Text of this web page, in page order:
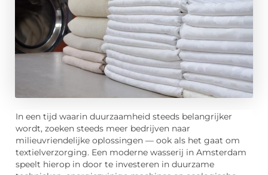
In een tijd waarin duurzaamheid steeds belangrijker
wordt, zoeken steeds meer bedrijven naar
milieuvriendelijke oplossingen — ook als het gaat om
textielverzorging. Een moderne wasserij in Amsterdam
speelt hierop in door te investeren in duurzame